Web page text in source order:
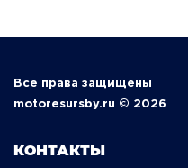
Все права защищены
motoresursby.ru © 2026
КОНТАКТЫ